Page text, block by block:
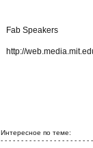
Fab Speakers
http://
Интересное по теме:
- - - - - - - - - - - - - - - - - - - - - -